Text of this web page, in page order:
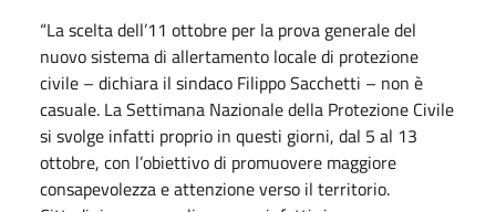
“La scelta dell’11 ottobre per la prova generale del
nuovo sistema di allertamento locale di protezione
civile – dichiara il sindaco Filippo Sacchetti – non è
casuale. La Settimana Nazionale della Protezione Civile
si svolge infatti proprio in questi giorni, dal 5 al 13
ottobre, con l’obiettivo di promuovere maggiore
consapevolezza e attenzione verso il territorio.